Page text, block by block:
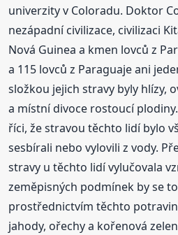
univerzity v Coloradu. Doktor
nezápadní civilizace, civilizaci
Nová Guinea a kmen lovců z
a 115 lovců z Paraguaje ani
složkou jejich stravy byly hlízy,
a místní divoce rostoucí
říci, že stravou těchto lidí bylo
sesbírali nebo vylovili z vody.
stravy u těchto lidí vylučovala
zeměpisných podmínek by se
prostřednictvím těchto
jahody, ořechy a kořenová